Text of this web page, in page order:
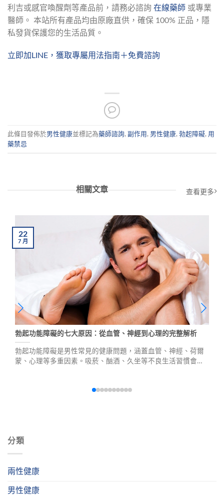
分類
兩性健康
男性健康
利吉或感官喚醒劑等產品前，請務必諮詢 在線藥師 或專業
醫師。 本站所有產品均由原廠直供，確保 100% 正品，隱
私發貨保護您的生活品質。
立即加LINE，獲取專屬用法指南＋免費諮詢
此條目發佈於男性健康並標記為藥師諮詢, 副作用 , 男性健康, 勃起障礙, 用
藥禁忌
相關文章 查看更多
勃起功能障礙的七大原因：從血管、神經到心理的完整解析
勃起功能障礙是男性常見的健康問題，涵蓋血管、神經、荷爾
蒙、心理等多重因素。吸菸、酗酒、久坐等不良生活習慣會加
壓力與伴侶關係問題，都可能影響勃起功能。面對這些困擾，
22
7月